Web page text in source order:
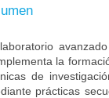
la
de
prácticas